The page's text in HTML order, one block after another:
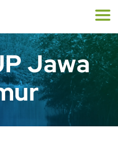
Jawa